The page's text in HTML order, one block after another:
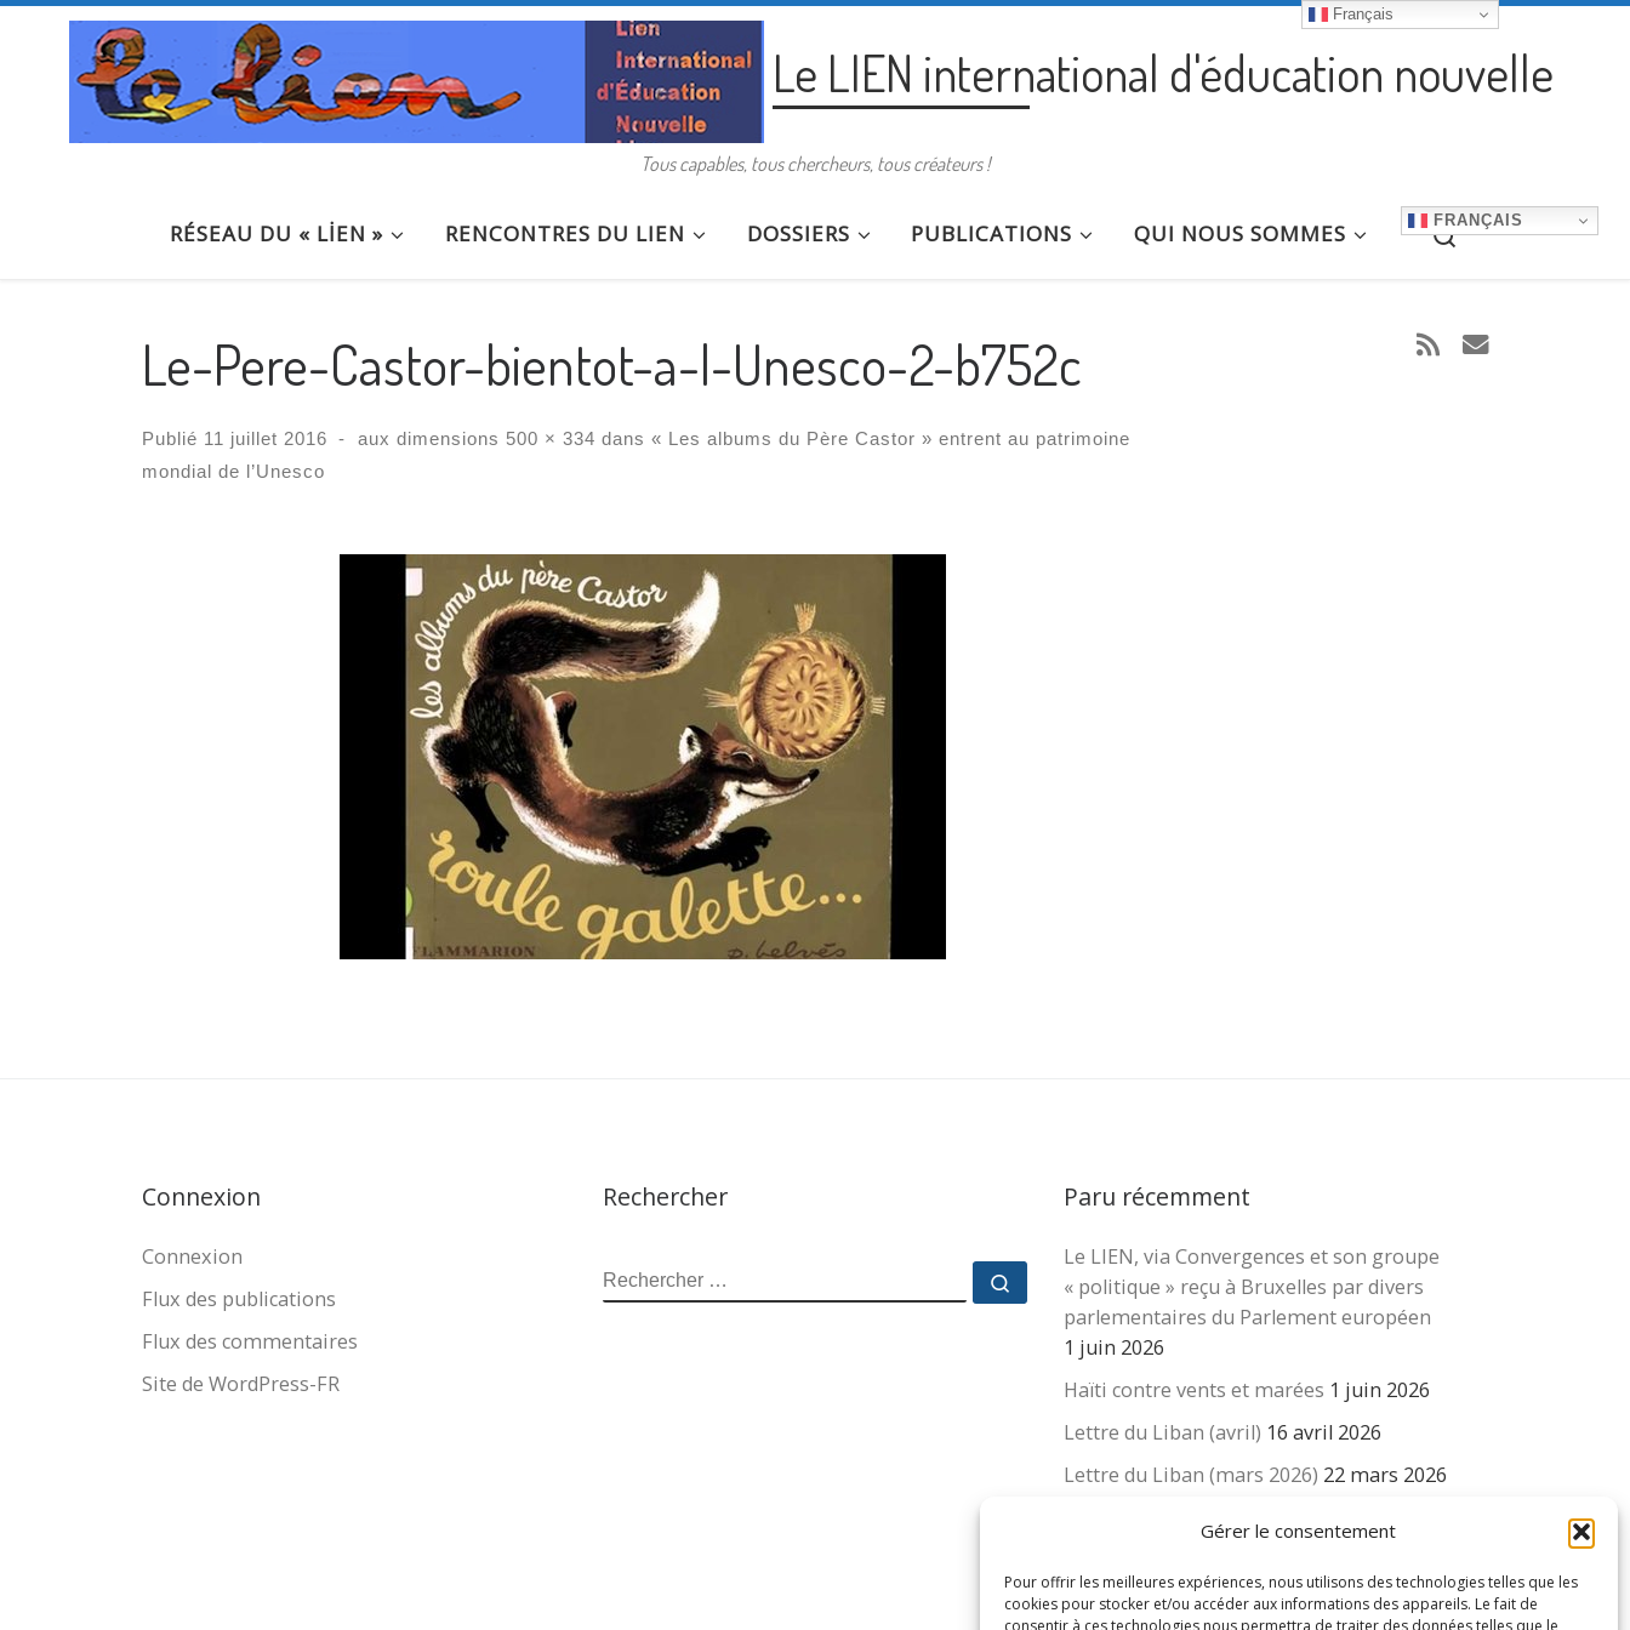
Gérer le consentement
Pour offrir les meilleures expériences, nous utilisons des technologies telles que les
cookies pour stocker et/ou accéder aux informations des appareils. Le fait de
consentir à ces technologies nous permettra de traiter des données telles que le
Passer au contenu
Le LIEN international d'éducation nouvelle
Tous capables, tous chercheurs, tous créateurs !
RÉSEAU DU « LİEN » RENCONTRES DU LIEN DOSSIERS PUBLICATIONS QUI NOUS SOMMES FRANÇAIS
Search
Le-Pere-Castor-bientot-a-l-Unesco-2-b752c
Publié 11 juillet 2016 - aux dimensions 500 × 334 dans « Les albums du Père Castor » entrent au patrimoine
mondial de l’Unesco
Navigation des images
Connexion
Connexion
Flux des publications
Flux des commentaires
Site de WordPress-FR
Rechercher
RECHERCHER Rechercher …
Paru récemment
Le LIEN, via Convergences et son groupe
« politique » reçu à Bruxelles par divers
parlementaires du Parlement européen
1 juin 2026
Haïti contre vents et marées 1 juin 2026
Lettre du Liban (avril) 16 avril 2026
Lettre du Liban (mars 2026) 22 mars 2026
suisse des enseignants….
16 mars 2026
Français